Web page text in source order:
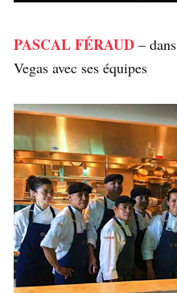
PASCAL FÉRAUD –
Vegas avec ses équipes